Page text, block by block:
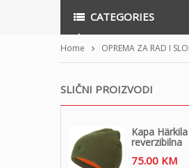
CATEGORIES
Home OPREMA ZA RAD I
SLIČNI PROIZVODI
Kapa
reverzibilna
75.00 KM